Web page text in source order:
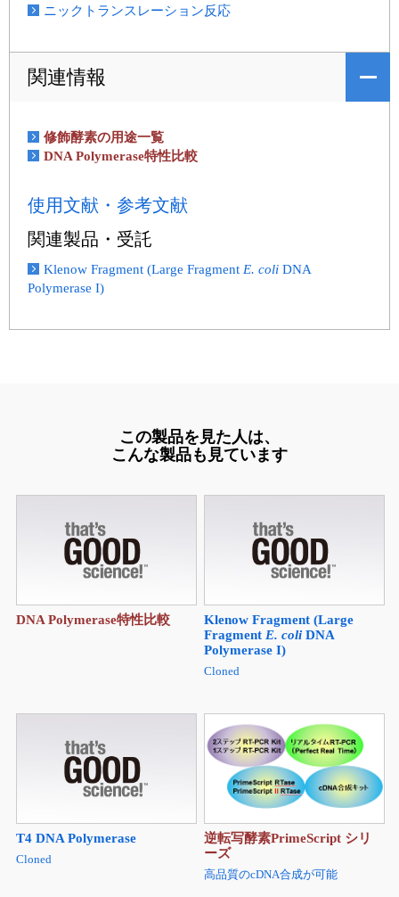
ニックトランスレーション反応
関連情報
修飾酵素の用途一覧
DNA Polymerase特性比較
使用文献・参考文献
関連製品・受託
Klenow Fragment (Large Fragment E. coli DNA
Polymerase I)
この製品を見た人は、
こんな製品も見ています
DNA Polymerase特性比較
Klenow Fragment (Large
Fragment E. coli DNA
Polymerase I)
Cloned
T4 DNA Polymerase
Cloned
逆転写酵素PrimeScript シリ
ーズ
高品質のcDNA合成が可能